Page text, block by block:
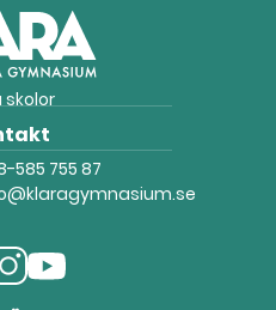
skolor
585 755 87